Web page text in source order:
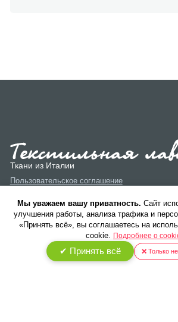
Ткани из Италии
Пользовательское соглашение
Политика конфиденциальности
Мы уважаем вашу приватность. Cайт
улучшения работы, анализа трафика и
«Принять всё», вы соглашаетесь на
cookie. Подробнее о
✔ Принять всё ❌ Только